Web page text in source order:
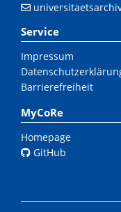
Service
Impressum
Barrierefreiheit
MyCoRe
Homepage
GitHub